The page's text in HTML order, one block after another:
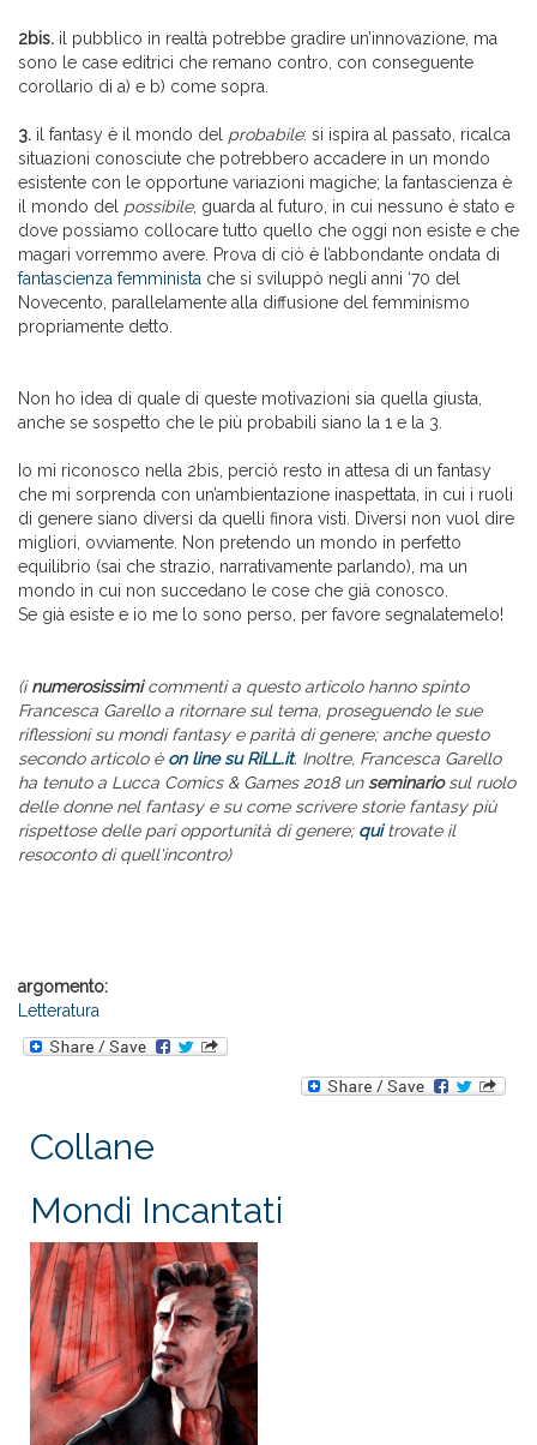
2bis. il pubblico in realtà potrebbe gradire un’innovazione, ma
sono le case editrici che remano contro, con conseguente
corollario di a) e b) come sopra.
3. il fantasy è il mondo del probabile: si ispira al passato, ricalca
situazioni conosciute che potrebbero accadere in un mondo
esistente con le opportune variazioni magiche; la fantascienza è
il mondo del possibile, guarda al futuro, in cui nessuno è stato e
dove possiamo collocare tutto quello che oggi non esiste e che
magari vorremmo avere. Prova di ciò è l’abbondante ondata di
fantascienza femminista che si sviluppò negli anni ‘70 del
Novecento, parallelamente alla diffusione del femminismo
propriamente detto.
Non ho idea di quale di queste motivazioni sia quella giusta,
anche se sospetto che le più probabili siano la 1 e la 3.
Io mi riconosco nella 2bis, perciò resto in attesa di un fantasy
che mi sorprenda con un’ambientazione inaspettata, in cui i ruoli
di genere siano diversi da quelli finora visti. Diversi non vuol dire
migliori, ovviamente. Non pretendo un mondo in perfetto
equilibrio (sai che strazio, narrativamente parlando), ma un
mondo in cui non succedano le cose che già conosco.
Se già esiste e io me lo sono perso, per favore segnalatemelo!
(inumerosissimicommenti a questo articolo hanno spinto
Francesca Garello a ritornare sul tema, proseguendo le sue
riflessioni su mondi fantasy e parità di genere; anche questo
secondo articolo è on line su RiLL.it. Inoltre, Francesca Garello
ha tenuto a Lucca Comics & Games 2018 unseminariosul ruolo
delle donne nel fantasy e su come scrivere storie fantasy più
rispettose delle pari opportunità di genere; quitrovate il
resoconto di quell'incontro)
argomento:
Letteratura
Collane
Mondi Incantati